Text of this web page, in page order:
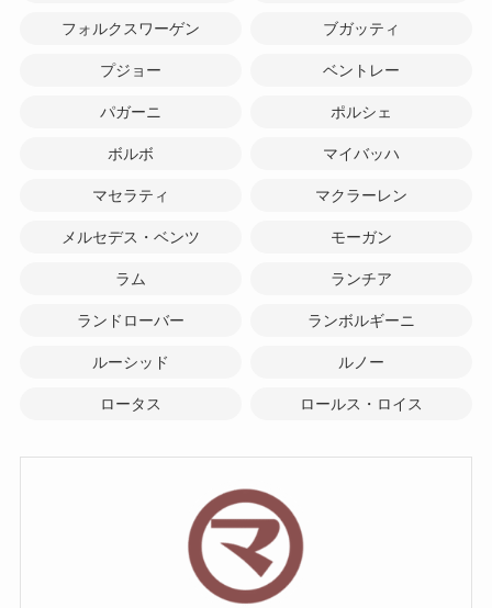
フォルクスワーゲン ブガッティ
プジョー ベントレー
パガーニ ポルシェ
ボルボ マイバッハ
マセラティ マクラーレン
メルセデス・ベンツ モーガン
ラム ランチア
ランドローバー ランボルギーニ
ルーシッド ルノー
ロータス ロールス・ロイス